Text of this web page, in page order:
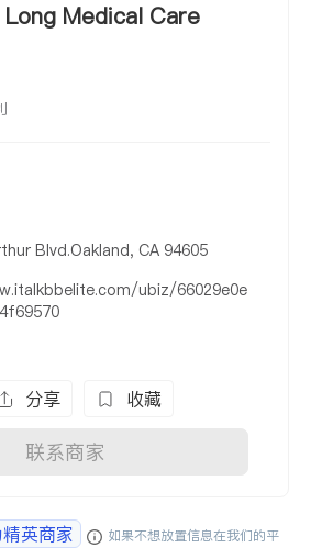
Medical Care
Blvd.Oakland, CA 94605
ubiz/66029e0e
分享 收藏
联系商家
英商家
如果不想放置信息在我们的平